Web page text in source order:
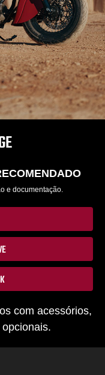
e documentação.
com acessórios,